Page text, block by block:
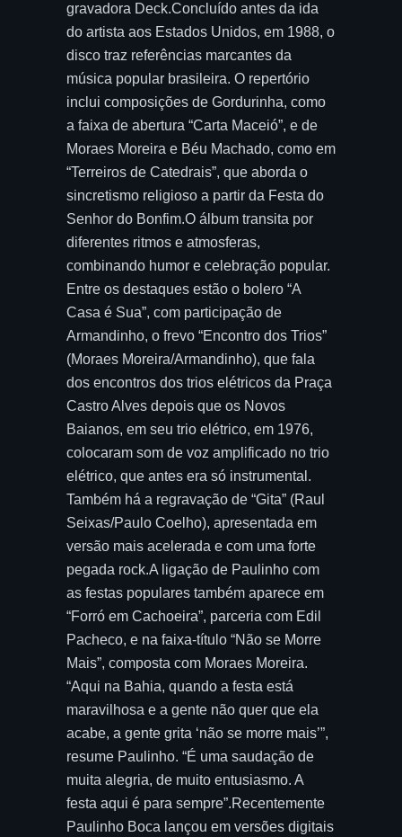
gravadora Deck.Concluído antes da ida
do artista aos Estados Unidos, em 1988, o
disco traz referências marcantes da
música popular brasileira. O repertório
inclui composições de Gordurinha, como
a faixa de abertura “Carta Maceió”, e de
Moraes Moreira e Béu Machado, como em
“Terreiros de Catedrais”, que aborda o
sincretismo religioso a partir da Festa do
Senhor do Bonfim.O álbum transita por
diferentes ritmos e atmosferas,
combinando humor e celebração popular.
Entre os destaques estão o bolero “A
Casa é Sua”, com participação de
Armandinho, o frevo “Encontro dos Trios”
(Moraes Moreira/Armandinho), que fala
dos encontros dos trios elétricos da Praça
Castro Alves depois que os Novos
Baianos, em seu trio elétrico, em 1976,
colocaram som de voz amplificado no trio
elétrico, que antes era só instrumental.
Também há a regravação de “Gita” (Raul
Seixas/Paulo Coelho), apresentada em
versão mais acelerada e com uma forte
pegada rock.A ligação de Paulinho com
as festas populares também aparece em
“Forró em Cachoeira”, parceria com Edil
Pacheco, e na faixa-título “Não se Morre
Mais”, composta com Moraes Moreira.
“Aqui na Bahia, quando a festa está
maravilhosa e a gente não quer que ela
acabe, a gente grita ‘não se morre mais’”,
resume Paulinho. “É uma saudação de
muita alegria, de muito entusiasmo. A
festa aqui é para sempre”.Recentemente
Paulinho Boca lançou em versões digitais